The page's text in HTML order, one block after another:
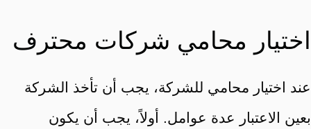
اختيار محامي شركات محترف
عند اختيار محامي للشركة، يجب أن تأخذ الشركة
بعين الاعتبار عدة عوامل. أولاً، يجب أن يكون